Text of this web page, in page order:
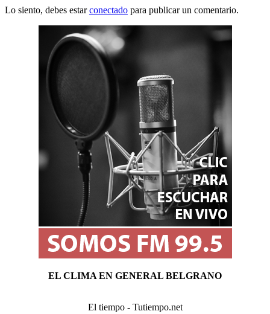
Lo siento, debes estarconectado para publicar un comentario.
EL CLIMA EN GENERAL BELGRANO
El tiempo - Tutiempo.net